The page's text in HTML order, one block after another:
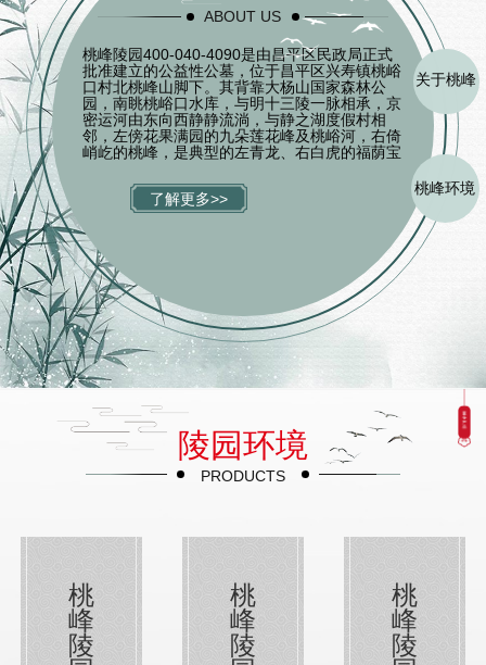
ABOUT US
桃峰陵园400-040-4090是由昌平区民政局正式
批准建立的公益性公墓，位于昌平区兴寿镇桃峪
口村北桃峰山脚下。其背靠大杨山国家森林公
园，南眺桃峪口水库，与明十三陵一脉相承，京
密运河由东向西静静流淌，与静之湖度假村相
邻，左傍花果满园的九朵莲花峰及桃峪河，右倚
峭屹的桃峰，是典型的左青龙、右白虎的福荫宝
嚣，保持着相对原始的生态环境，飞鸟、野兔、
松鼠、山鸡随处可见，人与自然和谐共处。这里
云雾缭绕，龙气蒸腾，鸟啼鹿鸣，一派仙山灵地
景象，可谓承天地之灵气，集日月之精华。文
化...
了解更多>>
关于桃峰
桃峰环境
陵园环境
PRODUCTS
桃
峰
陵
桃
峰
陵
桃
峰
陵